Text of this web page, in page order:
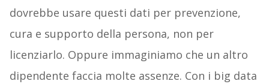
dovrebbe usare questi dati per prevenzione,
cura e supporto della persona, non per
licenziarlo. Oppure immaginiamo che un altro
dipendente faccia molte assenze. Con i big data